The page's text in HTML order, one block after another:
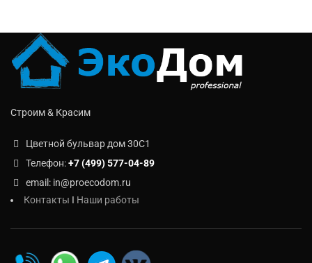
Строим & Красим
Цветной бульвар дом 30C1
Телефон:+7 (499) 577-04-89
email: in@proecodom.ru
Контакты I Наши работы